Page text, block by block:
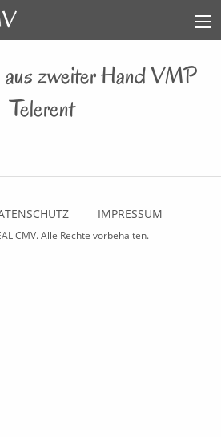
zweiter Hand VMP
Telerent
IMPRESSUM
CMV. Alle Rechte vorbehalten.